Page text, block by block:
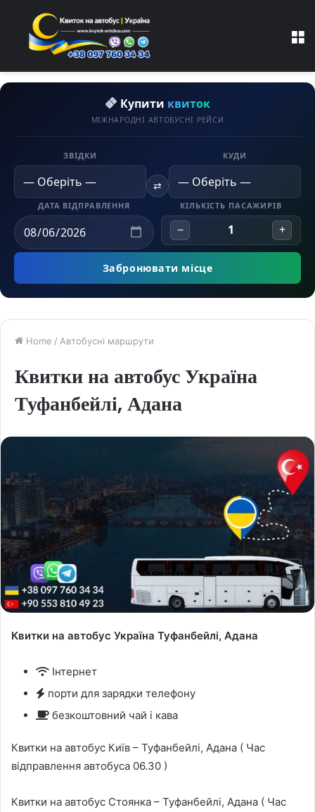
Купити квиток
МІЖНАРОДНІ АВТОБУСНІ РЕЙСИ
ЗВІДКИ
⇄
КУДИ
ДАТА ВІДПРАВЛЕННЯ КІЛЬКІСТЬ ПАСАЖИРІВ
− 1 +
Забронювати місце
Home / Автобусні маршрути
Квитки на автобус Україна
Туфанбейлі, Адана
Квитки на автобус Україна Туфанбейлі, Адана
Інтернет
порти для зарядки телефону
безкоштовний чай і кава
Квитки на автобус Київ – Туфанбейлі, Адана ( Час
відправлення автобуса 06.30 )
Квитки на автобус Стоянка – Туфанбейлі, Адана ( Час